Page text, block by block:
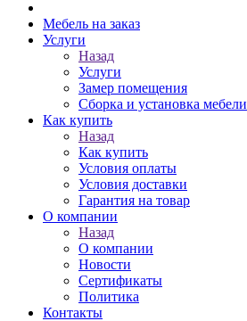
Мебель на заказ
Услуги
Назад
Услуги
Замер помещения
Сборка и установка мебели
Как купить
Назад
Как купить
Условия оплаты
Условия доставки
Гарантия на товар
О компании
Назад
О компании
Новости
Сертификаты
Политика
Контакты